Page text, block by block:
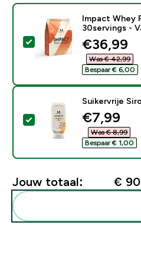
Selecteer dit product -
Impact Whey
30servings -
€36,99‎
Was € 42,99‎
Bespaar € 6,00‎
Selecteer dit product -
Suikervrije
€7,99‎
Was € 8,99‎
Bespaar € 1,00‎
Jouw totaal: €